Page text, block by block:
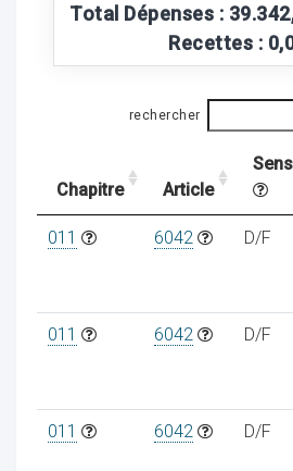
Total Dépenses :
Recettes :
rechercher
Chapitre Article
Sens
011 6042 D/F
011 6042 D/F
011 6042 D/F